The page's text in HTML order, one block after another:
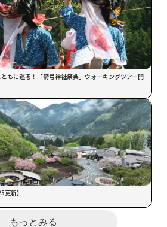
もに巡る！「箭弓神社祭典」ウォーキングツアー開
新】
もっとみる